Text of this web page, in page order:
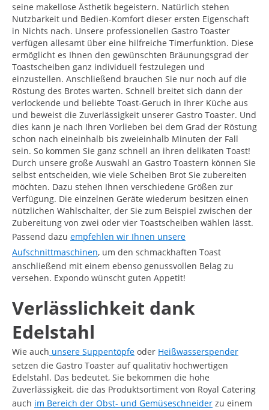
seine makellose Ästhetik begeistern. Natürlich stehen
Nutzbarkeit und Bedien-Komfort dieser ersten Eigenschaft
in Nichts nach. Unsere professionellen Gastro Toaster
verfügen allesamt über eine hilfreiche Timerfunktion. Diese
ermöglicht es Ihnen den gewünschten Bräunungsgrad der
Toastscheiben ganz individuell festzulegen und
einzustellen. Anschließend brauchen Sie nur noch auf die
Röstung des Brotes warten. Schnell breitet sich dann der
verlockende und beliebte Toast-Geruch in Ihrer Küche aus
und beweist die Zuverlässigkeit unserer Gastro Toaster. Und
dies kann je nach Ihren Vorlieben bei dem Grad der Röstung
schon nach eineinhalb bis zweieinhalb Minuten der Fall
sein. So kommen Sie ganz schnell an ihren delikaten Toast!
Durch unsere große Auswahl an Gastro Toastern können Sie
selbst entscheiden, wie viele Scheiben Brot Sie zubereiten
möchten. Dazu stehen Ihnen verschiedene Größen zur
Verfügung. Die einzelnen Geräte wiederum besitzen einen
nützlichen Wahlschalter, der Sie zum Beispiel zwischen der
Zubereitung von zwei oder vier Toastscheiben wählen lässt.
Passend dazu empfehlen wir Ihnen unsere
Aufschnittmaschinen, um den schmackhaften Toast
anschließend mit einem ebenso genussvollen Belag zu
versehen. Expondo wünscht guten Appetit!
Verlässlichkeit dank
Edelstahl
Wie auch unsere Suppentöpfe oder Heißwasserspender
setzen die Gastro Toaster auf qualitativ hochwertigen
Edelstahl. Das bedeutet, Sie bekommen die hohe
Zuverlässigkeit, die das Produktsortiment von Royal Catering
auch im Bereich der Obst- und Gemüseschneider zu einem